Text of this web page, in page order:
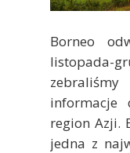
Borneo
informacje
region Azji.
jedna z